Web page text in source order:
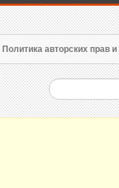
Политика авторских прав